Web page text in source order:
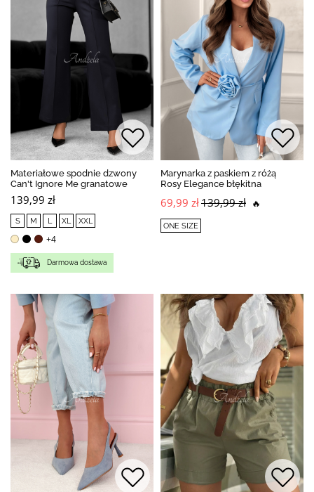
Materiałowe spodnie dzwony
Can't Ignore Me granatowe
139,99 zł
S M L XL XXL
+4
Darmowa dostawa
Marynarka z paskiem z różą
Rosy Elegance błękitna
69,99 zł139,99 zł 🔥
ONE SIZE